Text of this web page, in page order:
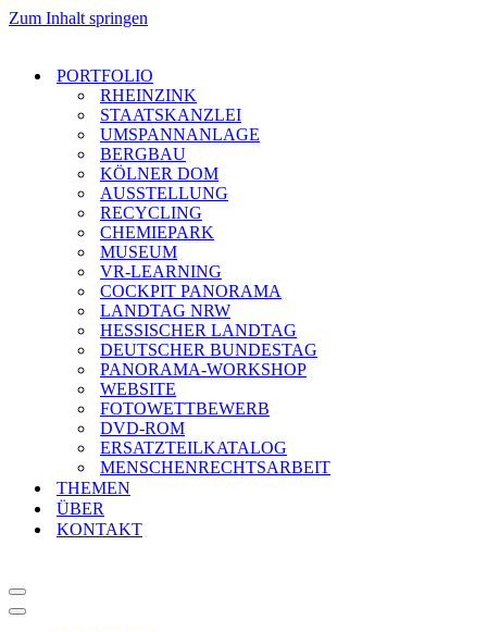
Zum Inhalt springen
PORTFOLIO
RHEINZINK
STAATSKANZLEI
UMSPANNANLAGE
BERGBAU
KÖLNER DOM
AUSSTELLUNG
RECYCLING
CHEMIEPARK
MUSEUM
VR-LEARNING
COCKPIT PANORAMA
LANDTAG NRW
HESSISCHER LANDTAG
DEUTSCHER BUNDESTAG
PANORAMA-WORKSHOP
WEBSITE
FOTOWETTBEWERB
DVD-ROM
ERSATZTEILKATALOG
MENSCHENRECHTSARBEIT
THEMEN
ÜBER
KONTAKT
Navigationsmenü
Navigationsmenü